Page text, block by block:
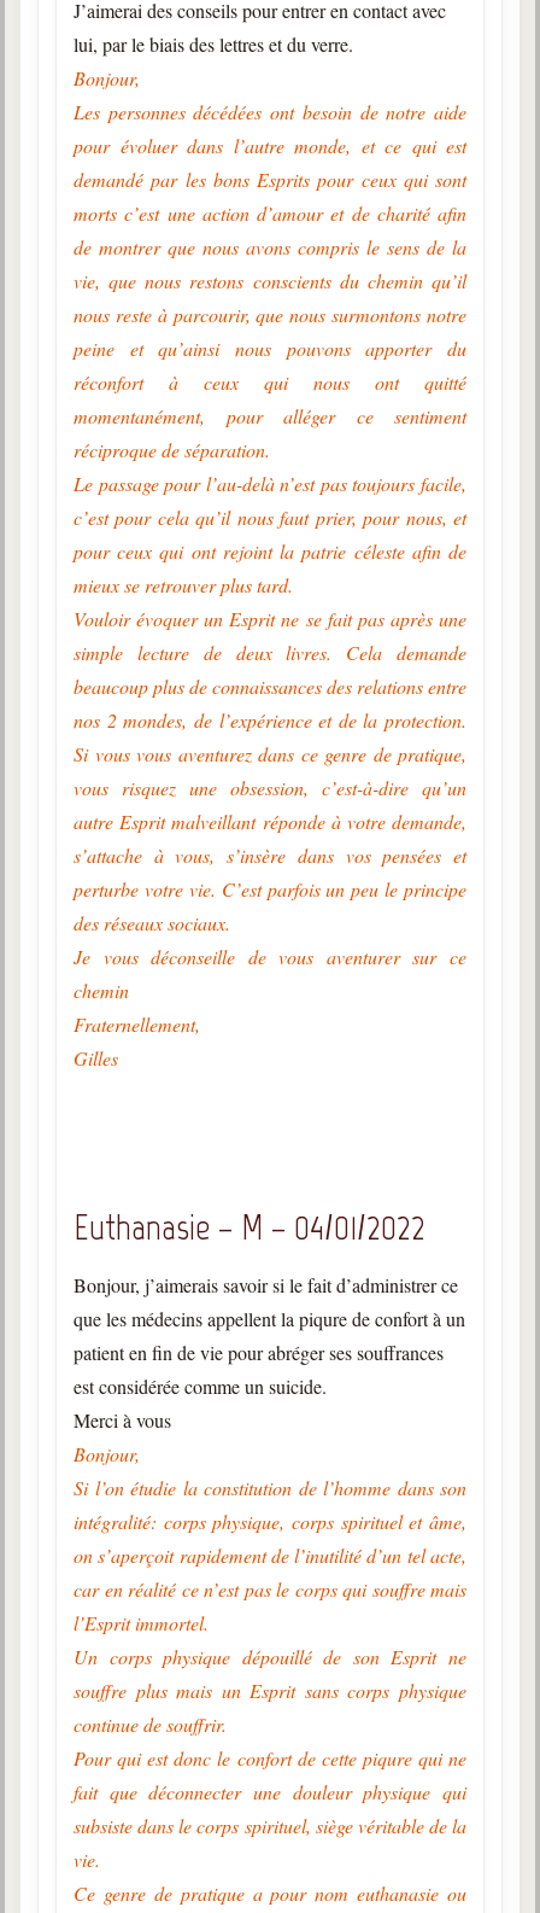
J’aimerai des conseils pour entrer en contact avec
lui, par le biais des lettres et du verre.
Bonjour,
Les personnes décédées ont besoin de notre aide
pour évoluer dans l’autre monde, et ce qui est
demandé par les bons Esprits pour ceux qui sont
morts c’est une action d’amour et de charité afin
de montrer que nous avons compris le sens de la
vie, que nous restons conscients du chemin qu’il
nous reste à parcourir, que nous surmontons notre
peine et qu’ainsi nous pouvons apporter du
réconfort à ceux qui nous ont quitté
momentanément, pour alléger ce sentiment
réciproque de séparation.
Le passage pour l’au-delà n’est pas toujours facile,
c’est pour cela qu’il nous faut prier, pour nous, et
pour ceux qui ont rejoint la patrie céleste afin de
mieux se retrouver plus tard.
Vouloir évoquer un Esprit ne se fait pas après une
simple lecture de deux livres. Cela demande
beaucoup plus de connaissances des relations entre
nos 2 mondes, de l’expérience et de la protection.
Si vous vous aventurez dans ce genre de pratique,
vous risquez une obsession, c’est-à-dire qu’un
autre Esprit malveillant réponde à votre demande,
s’attache à vous, s’insère dans vos pensées et
perturbe votre vie. C’est parfois un peu le principe
des réseaux sociaux.
Je vous déconseille de vous aventurer sur ce
chemin
Fraternellement,
Gilles
Euthanasie – M – 04/01/2022
Bonjour, j’aimerais savoir si le fait d’administrer ce
que les médecins appellent la piqure de confort à un
patient en fin de vie pour abréger ses souffrances
est considérée comme un suicide.
Merci à vous
Bonjour,
Si l’on étudie la constitution de l’homme dans son
intégralité: corps physique, corps spirituel et âme,
on s’aperçoit rapidement de l’inutilité d’un tel acte,
car en réalité ce n’est pas le corps qui souffre mais
l’Esprit immortel.
Un corps physique dépouillé de son Esprit ne
souffre plus mais un Esprit sans corps physique
continue de souffrir.
Pour qui est donc le confort de cette piqure qui ne
fait que déconnecter une douleur physique qui
subsiste dans le corps spirituel, siège véritable de la
vie.
Ce genre de pratique a pour nom euthanasie ou